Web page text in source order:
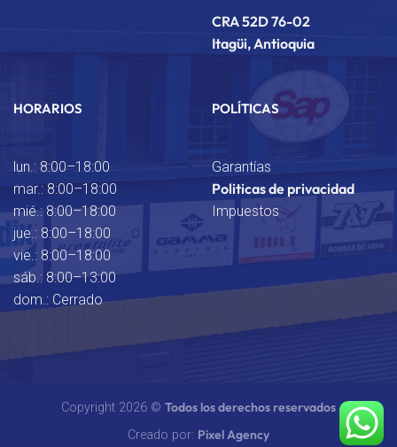
CRA 52D 76-02
Itagüi, Antioquia
HORARIOS
lun.: 8:00–18:00
mar.: 8:00–18:00
mié.: 8:00–18:00
jue.: 8:00–18:00
vie.: 8:00–18:00
sáb.: 8:00–13:00
dom.: Cerrado
POLÍTICAS
Garantías
Politicas de privacidad
Impuestos
Copyright 2026 © Todos los derechos reservados
Creado por: Pixel Agency